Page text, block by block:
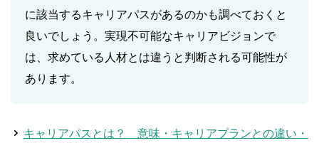
に該当するキャリアパスがあるのかも調べておくと
良いでしょう。実現不可能なキャリアビジョンで
は、求めている人材とは違うと判断される可能性が
あります。
キャリアパスとは？ 意味・キャリアプランとの違い・